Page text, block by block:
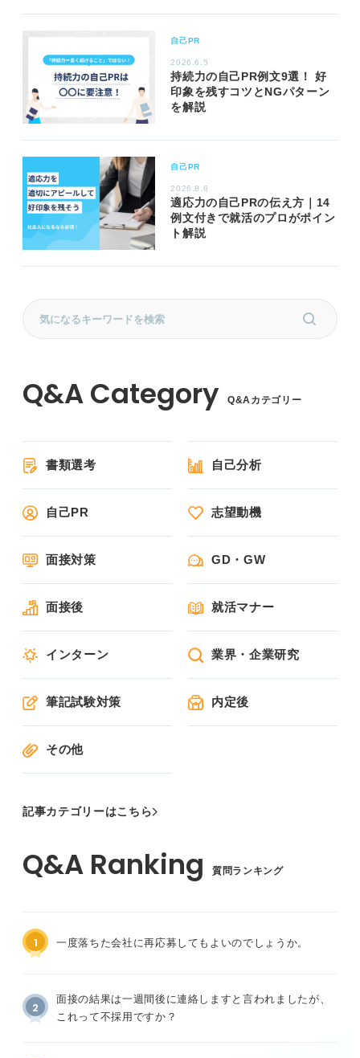
自己PR
2026.6.5
持続力の自己PR例文9選！ 好
印象を残すコツとNGパターン
を解説
自己PR
2026.8.6
適応力の自己PRの伝え方｜14
例文付きで就活のプロがポイン
ト解説
Q&Aカテゴリー
書類選考 自己分析
自己PR 志望動機
面接対策 GD・GW
面接後 就活マナー
インターン 業界・企業研究
筆記試験対策 内定後
その他
記事カテゴリーはこちら
質問ランキング
1 一度落ちた会社に再応募してもよいのでしょうか。
2
面接の結果は一週間後に連絡しますと言われましたが、
これって不採用ですか？